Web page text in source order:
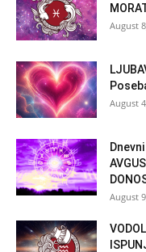
August
August
August